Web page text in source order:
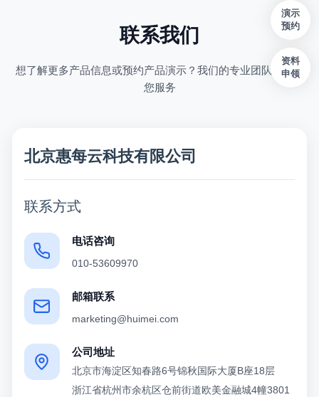
联系我们
想了解更多产品信息或预约产品演示？我们的专业团队随时为
您服务
北京惠每云科技有限公司
联系方式
电话咨询
010-53609970
邮箱联系
marketing@huimei.com
公司地址
北京市海淀区知春路6号锦秋国际大厦B座18层
浙江省杭州市余杭区仓前街道欧美金融城4幢3801
演示
预约
资料
申领